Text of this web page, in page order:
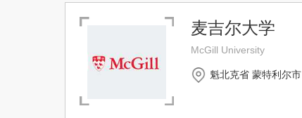
麦吉尔大学
McGill University
魁北克省 蒙特利尔市